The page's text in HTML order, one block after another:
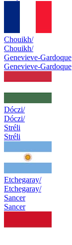
Chouikh/
Chouikh/
Genevieve-Gardoque
Genevieve-Gardoque
Dóczi/
Dóczi/
Stréli
Stréli
Etchegaray/
Etchegaray/
Sancer
Sancer